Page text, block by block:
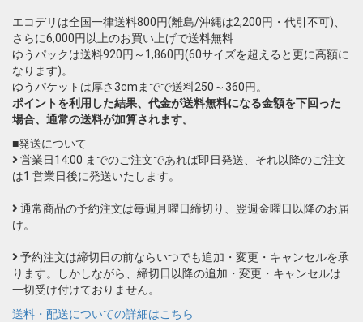
エコデリは全国一律送料800円(離島/沖縄は2,200円・代引不可)、
さらに6,000円以上のお買い上げで送料無料
ゆうパックは送料920円～1,860円(60サイズを超えると更に高額に
なります)。
ゆうパケットは厚さ3cmまでで送料250～360円。
ポイントを利用した結果、代金が送料無料になる金額を下回った
場合、通常の送料が加算されます。
■発送について
営業日14:00 までのご注文であれば即日発送、それ以降のご注文
は1 営業日後に発送いたします。
通常商品の予約注文は毎週月曜日締切り、翌週金曜日以降のお届
け。
予約注文は締切日の前ならいつでも追加・変更・キャンセルを承
ります。しかしながら、締切日以降の追加・変更・キャンセルは
一切受け付けておりません。
送料・配送についての詳細はこちら